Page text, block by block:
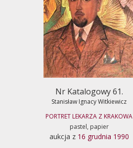
Nr Katalogowy 61.
Stanisław Ignacy Witkiewicz
PORTRET LEKARZA Z KRAKOWA
pastel, papier
aukcja z 16 grudnia 1990